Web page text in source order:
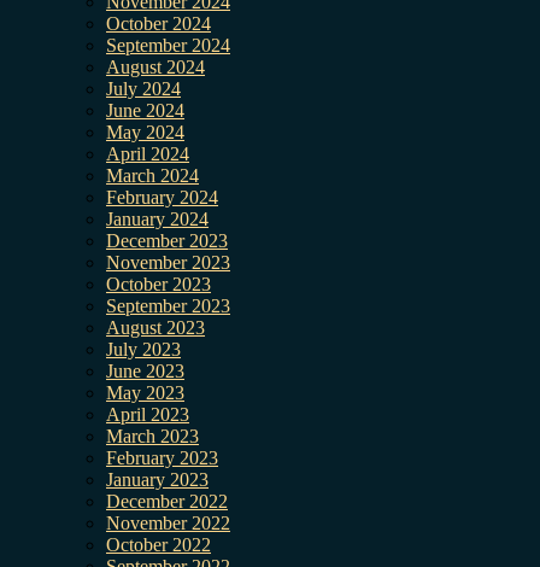
October 2024
September 2024
August 2024
July 2024
June 2024
May 2024
April 2024
March 2024
February 2024
January 2024
December 2023
November 2023
October 2023
September 2023
August 2023
July 2023
June 2023
May 2023
April 2023
March 2023
February 2023
January 2023
December 2022
November 2022
October 2022